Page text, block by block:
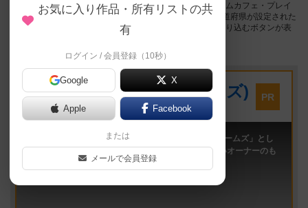
ペアーズ：ゴブリンデッキで遊ぶことができるボードゲームカフェ・プレイ
スペースが9店登録されています。公開プロフィールの都道府県が設定された
アカウントでログインすると、同じ都道府県内の店舗に絞り込むボタンが表
プレイスペース
キウイ！(旧:キウイゲームズ)
大阪府大阪市中央区森ノ宮中央2-8-2 永田中央ビル2階
PR
「キウイ！」は、2011年9月大阪日本橋で「キウイゲームズ」とし
てスタートしたボードゲームカフェです。 今は新しいオーナーのも
お気に入り作品・所有リストの共
有
ログイン / 会員登録（10秒）
Google X
Apple Facebook
または
メールで会員登録